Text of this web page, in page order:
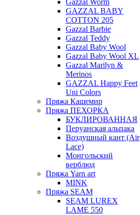
Gazzal Worm
GAZZAL BABY
COTTON 205
Gazzal Barbie
Gazzal Teddy
Gazzal Baby Wool
Gazzal Baby Wool XL
Gazzal Marilyn &
Merinos
GAZZAL Happy Feet
Uni Colors
Пряжа Кашемир
Пряжа ПЕХОРКА
БУКЛИРОВАННАЯ
Перуанская альпака
Воздушный кант (Air
Lace)
Монгольский
верблюд
Пряжа Yarn art
MINK
Пряжа SEAM
SEAM LUREX
LAME 550